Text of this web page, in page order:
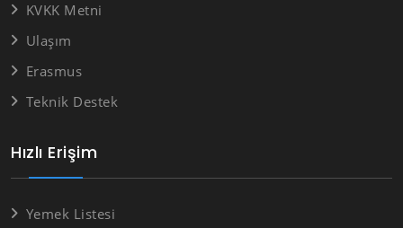
Hızlı Erişim
Yemek Listesi
KVKK Metni
Ulaşım
Erasmus
Teknik Destek